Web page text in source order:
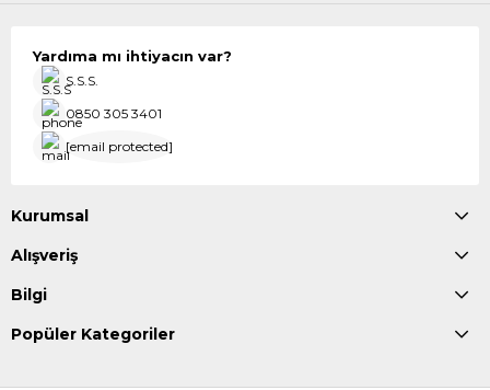
Yardıma mı ihtiyacın var?
S.S.S.
0850 305 3401
[email protected]
Kurumsal
Alışveriş
Bilgi
Popüler Kategoriler